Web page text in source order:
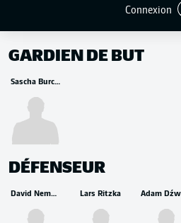
Connexion
REMPLAÇANTS
GARDIEN DE BUT
Sascha Burchert
DÉFENSEUR
David Nemeth Lars Ritzka